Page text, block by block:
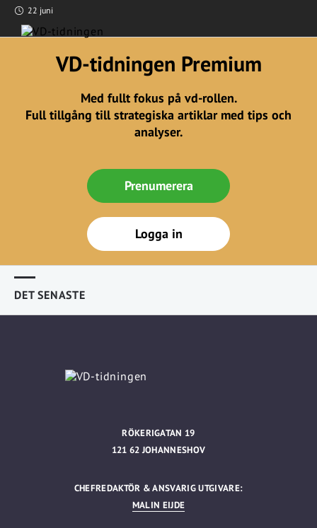
22 juni
VD-tidningen Premium
Med fullt fokus på vd-rollen.
Full tillgång till strategiska artiklar med tips och
analyser.
Prenumerera
Logga in
DET SENASTE
RÖKERIGATAN 19
121 62 JOHANNESHOV
CHEFREDAKTÖR & ANSVARIG UTGIVARE:
MALIN EIJDE